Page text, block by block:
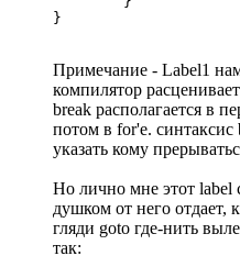
}
Примечание - Label1
компилятор
break располагается в
потом в for'е. синтаксис
указать кому
Но лично мне этот label
душком от него отдает,
гляди goto где-нить
так: